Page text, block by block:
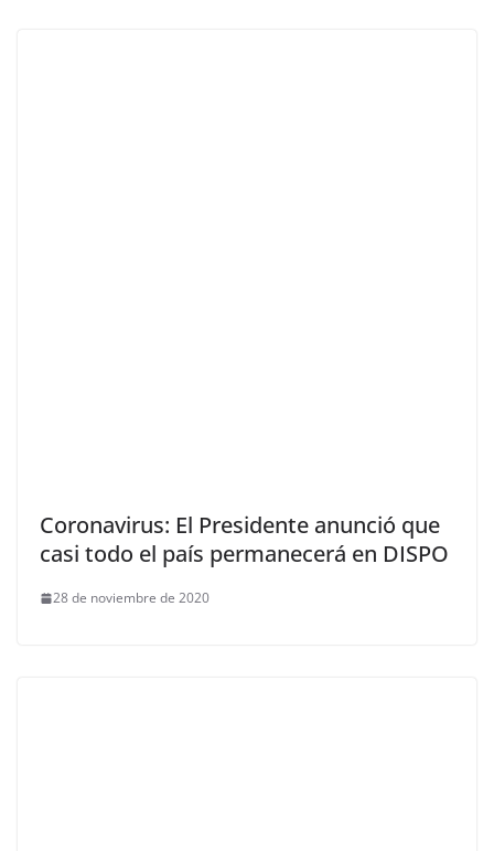
Coronavirus: El Presidente anunció que
casi todo el país permanecerá en DISPO
28 de noviembre de 2020